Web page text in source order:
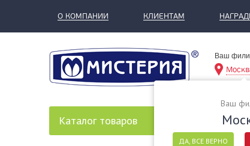
О КОМПАНИИ КЛИЕНТАМ
Ваш
Ваш
ДА, ВСЕ ВЕРНО
Каталог товаров